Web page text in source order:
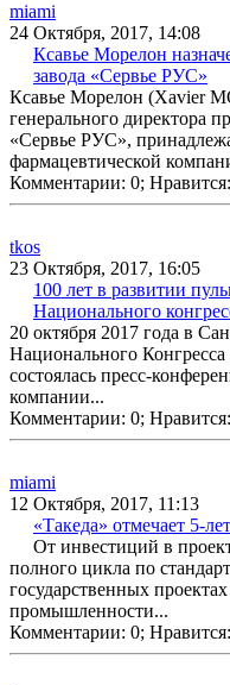
miami
24 Октября, 2017, 14:08
Ксавье Морелон
завода «Сервье РУС»
Ксавье Морелон (Xavier
генерального директора
«Сервье РУС»,
фармацевтической
Комментарии: 0;
tkos
23 Октября, 2017, 16:05
100 лет в развитии
Национального
20 октября 2017 года в
Национального
состоялась пресс-
компании...
Комментарии: 0;
miami
12 Октября, 2017, 11:13
«Такеда» отмечает 5-
От инвестиций в
полного цикла по
государственных
промышленности...
Комментарии: 0;